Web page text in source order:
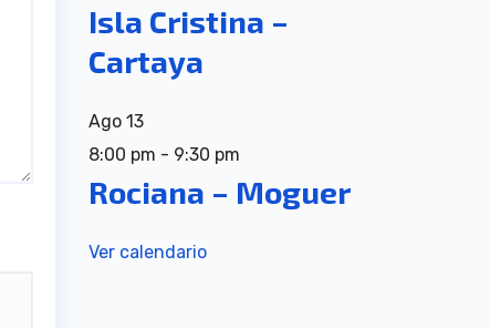
Isla Cristina –
Cartaya
Ago 13
8:00 pm - 9:30 pm
Rociana – Moguer
Ver calendario